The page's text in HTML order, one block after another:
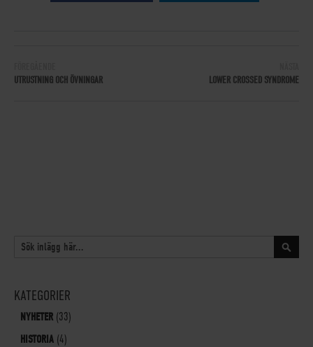
UTRUSTNING OCH ÖVNINGAR
LOWER CROSSED SYNDROME
SÖK
KATEGORIER
NYHETER (33)
HISTORIA (4)